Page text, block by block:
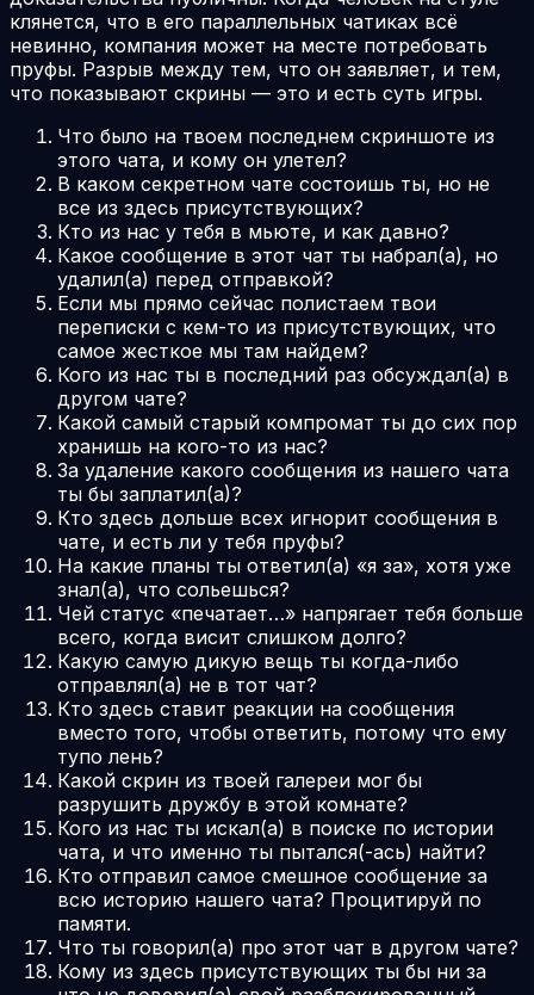
клянется, что в его параллельных чатиках всё
невинно, компания может на месте потребовать
пруфы. Разрыв между тем, что он заявляет, и тем,
что показывают скрины — это и есть суть игры.
Что было на твоем последнем скриншоте из
этого чата, и кому он улетел?
В каком секретном чате состоишь ты, но не
все из здесь присутствующих?
Кто из нас у тебя в мьюте, и как давно?
Какое сообщение в этот чат ты набрал(а), но
удалил(а) перед отправкой?
Если мы прямо сейчас полистаем твои
переписки с кем-то из присутствующих, что
самое жесткое мы там найдем?
Кого из нас ты в последний раз обсуждал(а) в
другом чате?
Какой самый старый компромат ты до сих пор
хранишь на кого-то из нас?
За удаление какого сообщения из нашего чата
ты бы заплатил(а)?
Кто здесь дольше всех игнорит сообщения в
чате, и есть ли у тебя пруфы?
На какие планы ты ответил(а) «я за», хотя уже
знал(а), что сольешься?
Чей статус «печатает…» напрягает тебя больше
всего, когда висит слишком долго?
Какую самую дикую вещь ты когда-либо
отправлял(а) не в тот чат?
Кто здесь ставит реакции на сообщения
вместо того, чтобы ответить, потому что ему
тупо лень?
Какой скрин из твоей галереи мог бы
разрушить дружбу в этой комнате?
Кого из нас ты искал(а) в поиске по истории
чата, и что именно ты пытался(-ась) найти?
Кто отправил самое смешное сообщение за
всю историю нашего чата? Процитируй по
памяти.
Что ты говорил(а) про этот чат в другом чате?
Кому из здесь присутствующих ты бы ни за